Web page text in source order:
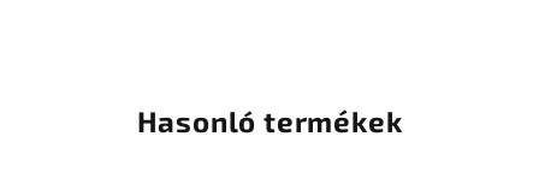
Hasonló termékek